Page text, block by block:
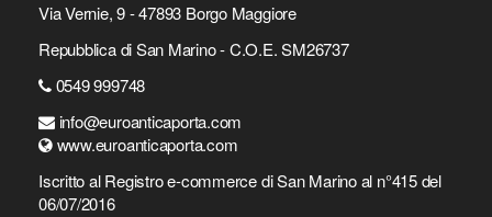
Via Vernie, 9 - 47893 Borgo Maggiore
Repubblica di San Marino - C.O.E. SM26737
0549 999748
info@euroanticaporta.com
www.euroanticaporta.com
Iscritto al Registro e-commerce di San Marino al n°415 del
06/07/2016